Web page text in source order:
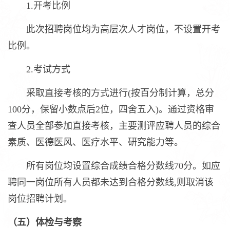
1.开考比例
此次招聘岗位均为高层次人才岗位，不设置开考
比例。
2.考试方式
采取直接考核的方式进行(按百分制计算，总分
100分，保留小数点后2位，四舍五入)。通过资格审
查人员全部参加直接考核，主要测评应聘人员的综合
素质、医德医风、医疗水平、研究能力等。
所有岗位均设置综合成绩合格分数线70分。如应
聘同一岗位所有人员都未达到合格分数线,则取消该
岗位招聘计划。
（五）体检与考察